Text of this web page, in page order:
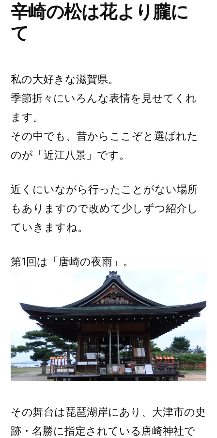
ん)
辛崎の松は花より朧に
て
私の大好きな滋賀県。
季節折々にいろんな表情を見せてくれ
ます。
その中でも、昔からここぞと選ばれた
のが「近江八景」です。
近くにいながら行ったことがない場所
もありますので改めて少しずつ紹介し
ていきますね。
第1回は「唐崎の夜雨」。
その舞台は琵琶湖岸にあり、大津市の史
跡・名勝に指定されている唐崎神社で